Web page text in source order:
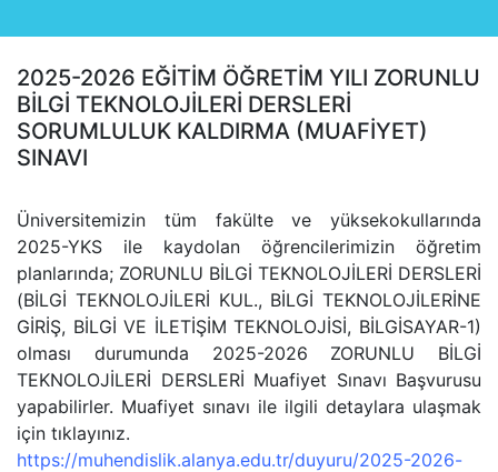
2025-2026 EĞİTİM ÖĞRETİM YILI ZORUNLU
BİLGİ TEKNOLOJİLERİ DERSLERİ
SORUMLULUK KALDIRMA (MUAFİYET)
SINAVI
Üniversitemizin tüm fakülte ve yüksekokullarında
2025-YKS ile kaydolan öğrencilerimizin öğretim
planlarında; ZORUNLU BİLGİ TEKNOLOJİLERİ DERSLERİ
(BİLGİ TEKNOLOJİLERİ KUL., BİLGİ TEKNOLOJİLERİNE
GİRİŞ, BİLGİ VE İLETİŞİM TEKNOLOJİSİ, BİLGİSAYAR-1)
olması durumunda 2025-2026 ZORUNLU BİLGİ
TEKNOLOJİLERİ DERSLERİ Muafiyet Sınavı Başvurusu
yapabilirler. Muafiyet sınavı ile ilgili detaylara ulaşmak
için tıklayınız.
https://muhendislik.alanya.edu.tr/duyuru/2025-2026-